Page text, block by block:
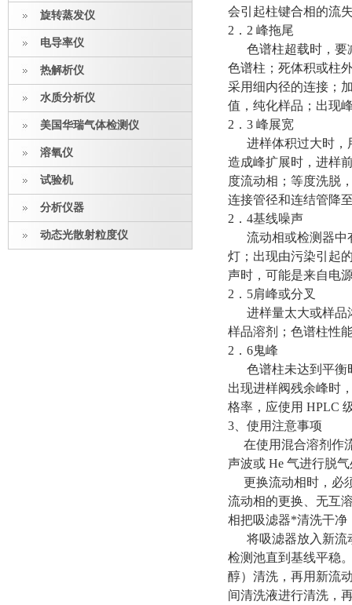
旋转蒸发仪
电导率仪
热解析仪
水质分析仪
美国华瑞气体检测仪
溶氧仪
试验机
分析仪器
动态光散射粒度仪
会引起柱键合相的流
2．2 峰拖尾
色谱柱超载时，要
色谱柱；死体积或柱
采用细内径的连接；
值，纯化样品；出现
2．3 峰展宽
进样体积过大时，
造成峰扩展时，进样
度流动相；等度洗脱
连接管径和连结管降
2．4基线噪声
流动相或检测器中
灯；出现由污染引起
声时，可能是来自电
2．5肩峰或分叉
进样量太大或样品
样品溶剂；色谱柱性
2．6鬼峰
色谱柱未达到平衡
出现进样阀残余峰时
格率，应使用 HPLC
3、使用注意事项
在使用混合溶剂作
声波或 He 气进行脱
更换流动相时，必
流动相的更换、无互
相把吸滤器*清洗干净
将吸滤器放入新流
检测池直到基线平稳
醇）清洗，再用新流
间清洗液进行清洗，